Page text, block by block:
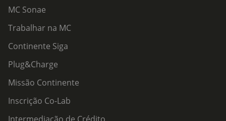
MC Sonae
Trabalhar na MC
Continente Siga
Plug&Charge
Missão Continente
Inscrição Co-Lab